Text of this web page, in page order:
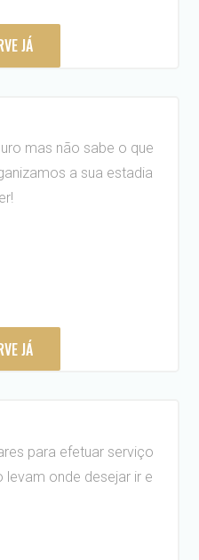
JÁ
mas não sabe o que
a sua estadia
JÁ
para efetuar serviço
levam onde desejar ir e